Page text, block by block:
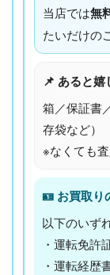
当店では無
たいだけの
📌 あると嬉
箱／保証書
存袋など）
※なくても
🪪 お買取り
以下のいず
・運転免許
・運転経歴